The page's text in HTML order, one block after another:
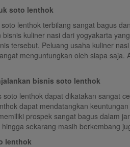
soto lenthok
lenthok terbilang sangat bagus
bisnis kuliner nasi dari yogyakarta
tersebut. Peluang usaha kuliner
menguntungkan oleh siapa saja.
bisnis soto lenthok
soto lenthok dapat dikatakan sangat
dapat mendatangkan
prospek sangat bagus dalam
sekarang masih berkembang
lenthok